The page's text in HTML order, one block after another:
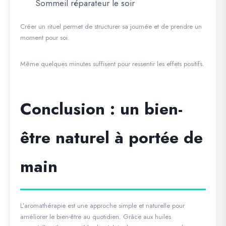
Sommeil réparateur le soir
Créer un rituel permet de structurer sa journée et de prendre un
moment pour soi.
Même quelques minutes suffisent pour ressentir les effets positifs.
Conclusion : un bien-
être naturel à portée de
main
L’aromathérapie est une approche simple et naturelle pour
améliorer le bien-être au quotidien. Grâce aux huiles